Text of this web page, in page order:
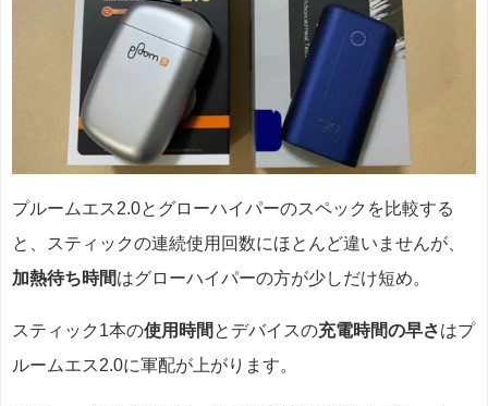
プルームエス2.0とグローハイパーのスペックを比較する
と、スティックの連続使用回数にほとんど違いませんが、
加熱待ち時間はグローハイパーの方が少しだけ短め。
スティック1本の使用時間 とデバイスの充電時間の早さはプ
ルームエス2.0に軍配が上がります。